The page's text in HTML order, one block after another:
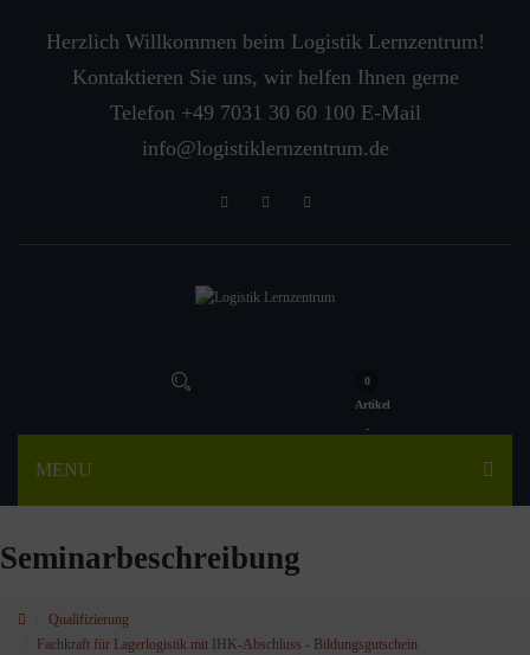
Herzlich Willkommen beim Logistik Lernzentrum!
Kontaktieren Sie uns, wir helfen Ihnen gerne
Telefon +49 7031 30 60 100 E-Mail
info@logistiklernzentrum.de
MENU
0
Artikel
-
Seminarbeschreibung
Qualifizierung
Fachkraft für Lagerlogistik mit IHK-Abschluss - Bildungsgutschein